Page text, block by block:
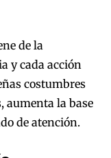
de la
y cada acción
costumbres
aumenta la base
de atención.